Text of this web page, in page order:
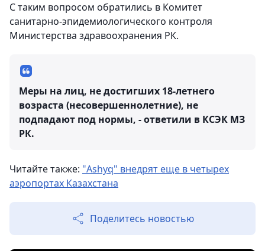
С таким вопросом обратились в Комитет
санитарно-эпидемиологического контроля
Министерства здравоохранения РК.
Меры на лиц, не достигших 18-летнего
возраста (несовершеннолетние), не
подпадают под нормы, - ответили в КСЭК МЗ
РК.
Читайте также: "Ashyq" внедрят еще в четырех
аэропортах Казахстана
Поделитесь новостью